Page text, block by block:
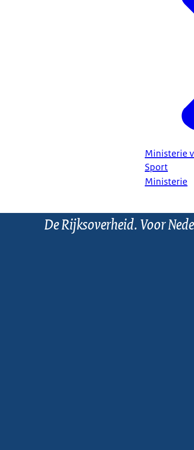
Ministerie
Sport
Ministerie
De Rijksoverheid. Voor